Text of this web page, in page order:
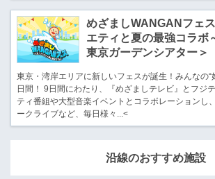
めざましWANGANフェ
エティと夏の最強コラボ
東京ガーデンシアター＞
東京・湾岸エリアに新しいフェスが誕生！みんなの“
日間！ 9日間にわたり、『めざましテレビ』とフジ
ティ番組や大型音楽イベントとコラボレーションし
ークライブなど、毎日様々...<
沿線のおすすめ施設